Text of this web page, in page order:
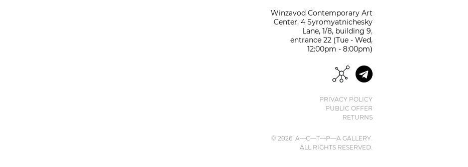
Winzavod Contemporary Art
Center, 4 Syromyatnichesky
Lane, 1/8, building 9,
entrance 22 (Tue - Wed,
12:00pm - 8:00pm)
PRIVACY POLICY
PUBLIC OFFER
RETURNS
© 2026. A—С—T—Р—A GALLERY.
ALL RIGHTS RESERVED.